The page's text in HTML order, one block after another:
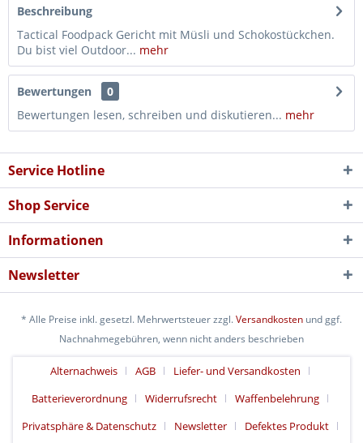
Beschreibung
Tactical Foodpack Gericht mit Müsli und Schokostückchen.
Du bist viel Outdoor... mehr
Bewertungen
0
Bewertungen lesen, schreiben und diskutieren... mehr
Service Hotline
Shop Service
Informationen
Newsletter
* Alle Preise inkl. gesetzl. Mehrwertsteuer zzgl.Versandkosten und ggf.
Nachnahmegebühren, wenn nicht anders beschrieben
Alternachweis AGB
Liefer- und Versandkosten
Batterieverordnung
Widerrufsrecht
Waffenbelehrung
Privatsphäre & Datenschutz
Newsletter Defektes Produkt